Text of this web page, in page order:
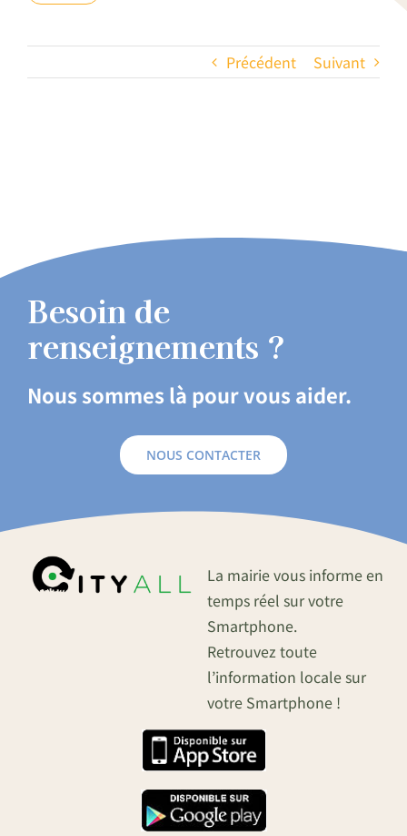
Précédent Suivant
Besoin de
renseignements ?
Nous sommes là pour vous aider.
NOUS CONTACTER
La mairie vous informe en
temps réel sur votre
Smartphone.
Retrouvez toute
l’information locale sur
votre Smartphone !